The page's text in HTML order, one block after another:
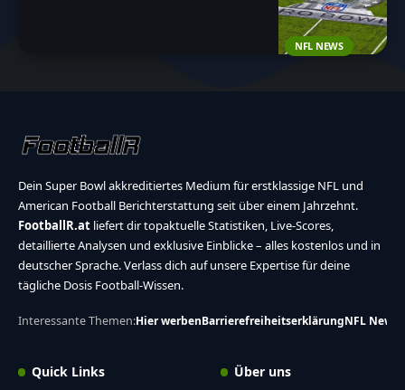
NFL NEWS
Dein Super Bowl akkreditiertes Medium für erstklassige NFL und
American Football Berichterstattung seit über einem Jahrzehnt.
FootballR.at liefert dir topaktuelle Statistiken, Live-Scores,
detaillierte Analysen und exklusive Einblicke – alles kostenlos und in
deutscher Sprache. Verlass dich auf unsere Expertise für deine
tägliche Dosis Football-Wissen.
Interessante Themen:Hier werbenBarrierefreiheitserklärungNFL News
Quick Links Über uns